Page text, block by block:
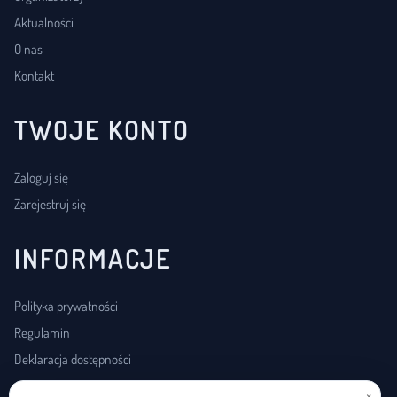
Aktualności
O nas
Kontakt
TWOJE KONTO
Zaloguj się
Zarejestruj się
INFORMACJE
Polityka prywatności
Regulamin
Deklaracja dostępności